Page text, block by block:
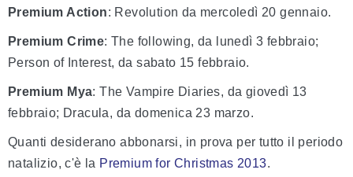
Premium Action: Revolution da mercoledì 20 gennaio.
Premium Crime: The following, da lunedì 3 febbraio;
Person of Interest, da sabato 15 febbraio.
Premium Mya: The Vampire Diaries, da giovedì 13
febbraio; Dracula, da domenica 23 marzo.
Quanti desiderano abbonarsi, in prova per tutto il periodo
natalizio, c'è la Premium for Christmas 2013.